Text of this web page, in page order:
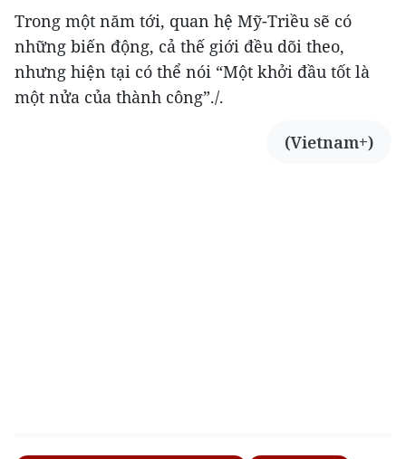
Trong một năm tới, quan hệ Mỹ-Triều sẽ có
những biến động, cả thế giới đều dõi theo,
nhưng hiện tại có thể nói “Một khởi đầu tốt là
một nửa của thành công”./.
(Vietnam+)